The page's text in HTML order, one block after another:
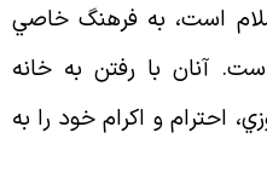
است، به فرهنگ خاصي
آنان با رفتن به خانه
و اكرام خود را به